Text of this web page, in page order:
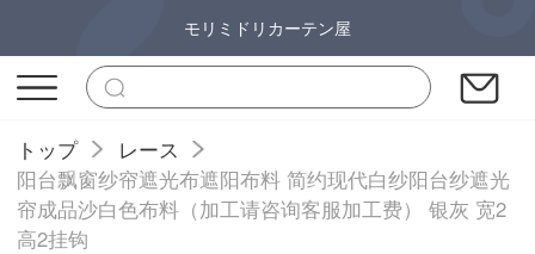
モリミドリカーテン屋
トップ
レース
阳台飘窗纱帘遮光布遮阳布料 简约现代白纱阳台纱遮光
帘成品沙白色布料（加工请咨询客服加工费） 银灰 宽2
高2挂钩